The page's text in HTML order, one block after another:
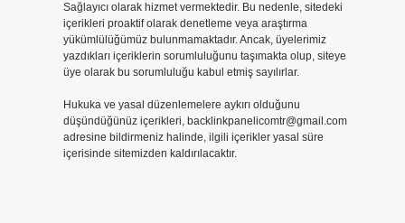
Sağlayıcı olarak hizmet vermektedir. Bu nedenle, sitedeki
içerikleri proaktif olarak denetleme veya araştırma
yükümlülüğümüz bulunmamaktadır. Ancak, üyelerimiz
yazdıkları içeriklerin sorumluluğunu taşımakta olup, siteye
üye olarak bu sorumluluğu kabul etmiş sayılırlar.
Hukuka ve yasal düzenlemelere aykırı olduğunu
düşündüğünüz içerikleri, backlinkpanelicomtr@gmail.com
adresine bildirmeniz halinde, ilgili içerikler yasal süre
içerisinde sitemizden kaldırılacaktır.